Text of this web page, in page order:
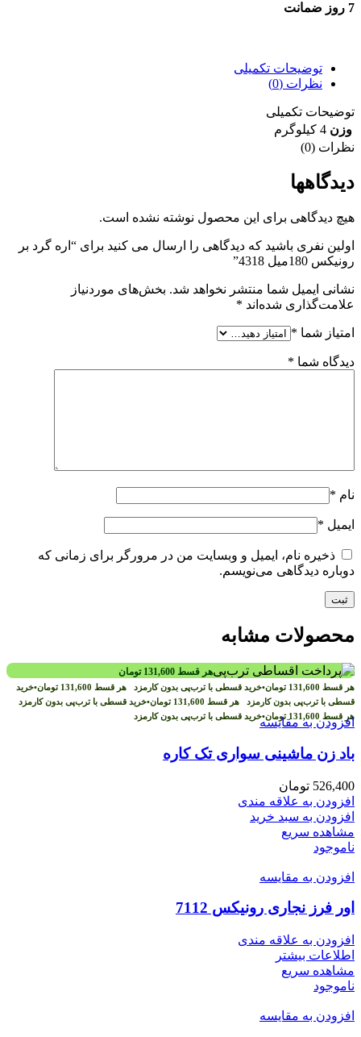
7 روز ضمانت
توضیحات تکمیلی
نظرات (0)
توضیحات تکمیلی
وزن 4 کیلوگرم
نظرات (0)
دیدگاهها
هیچ دیدگاهی برای این محصول نوشته نشده است.
اولین نفری باشید که دیدگاهی را ارسال می کنید برای “اره گرد بر
رونیکس 180میل 4318”
نشانی ایمیل شما منتشر نخواهد شد. بخش‌های موردنیاز
علامت‌گذاری شده‌اند *
امتیاز شما *
دیدگاه شما *
نام *
ایمیل *
ذخیره نام، ایمیل و وبسایت من در مرورگر برای زمانی که
دوباره دیدگاهی می‌نویسم.
محصولات مشابه
هر قسط 131,600 تومان
هر قسط 131,600 تومان•خرید قسطی با ترب‌پی بدون کارمزد هر قسط 131,600 تومان•خرید
قسطی با ترب‌پی بدون کارمزد هر قسط 131,600 تومان•خرید قسطی با ترب‌پی بدون کارمزد
هر قسط 131,600 تومان•خرید قسطی با ترب‌پی بدون کارمزدافزودن به مقایسه
باد زن ماشینی سواری تک کاره
526,400 تومان
افزودن به علاقه مندی
افزودن به سبد خرید
مشاهده سریع
ناموجود
افزودن به مقایسه
اور فرز نجاری رونیکس 7112
افزودن به علاقه مندی
اطلاعات بیشتر
مشاهده سریع
ناموجود
افزودن به مقایسه